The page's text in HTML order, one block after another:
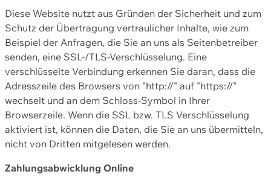
Diese Website nutzt aus Gründen der Sicherheit und zum
Schutz der Übertragung vertraulicher Inhalte, wie zum
Beispiel der Anfragen, die Sie an uns als Seitenbetreiber
senden, eine SSL-/TLS-Verschlüsselung. Eine
verschlüsselte Verbindung erkennen Sie daran, dass die
Adresszeile des Browsers von "http://" auf "https://"
wechselt und an dem Schloss-Symbol in Ihrer
Browserzeile. Wenn die SSL bzw. TLS Verschlüsselung
aktiviert ist, können die Daten, die Sie an uns übermitteln,
nicht von Dritten mitgelesen werden.
Zahlungsabwicklung Online